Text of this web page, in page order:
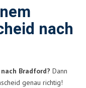
nach
Bradford? Dann
genau richtig!